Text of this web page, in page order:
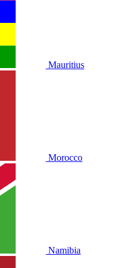
Mauritius
Morocco
Namibia